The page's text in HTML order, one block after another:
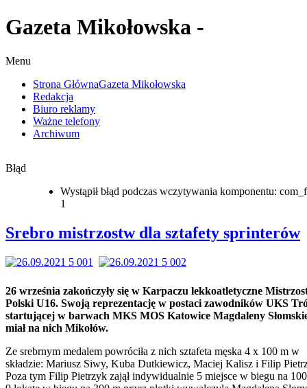
Gazeta Mikołowska -
Menu
Strona GłównaGazeta Mikołowska
Redakcja
Biuro reklamy
Ważne telefony
Archiwum
Błąd
Wystąpił błąd podczas wczytywania komponentu:
1
Srebro mistrzostw dla sztafety sprinterów
26 września zakończyły się w Karpaczu lekkoatletyczne
Polski U16. Swoją reprezentację w postaci zawodników UKS
startującej w barwach MKS MOS Katowice Magdaleny
miał na nich Mikołów.
Ze srebrnym medalem powróciła z nich sztafeta męska 4 x 100 m w
składzie: Mariusz Siwy, Kuba Dutkiewicz, Maciej Kalisz i Filip
Poza tym Filip Pietrzyk zajął indywidualnie 5 miejsce w biegu na